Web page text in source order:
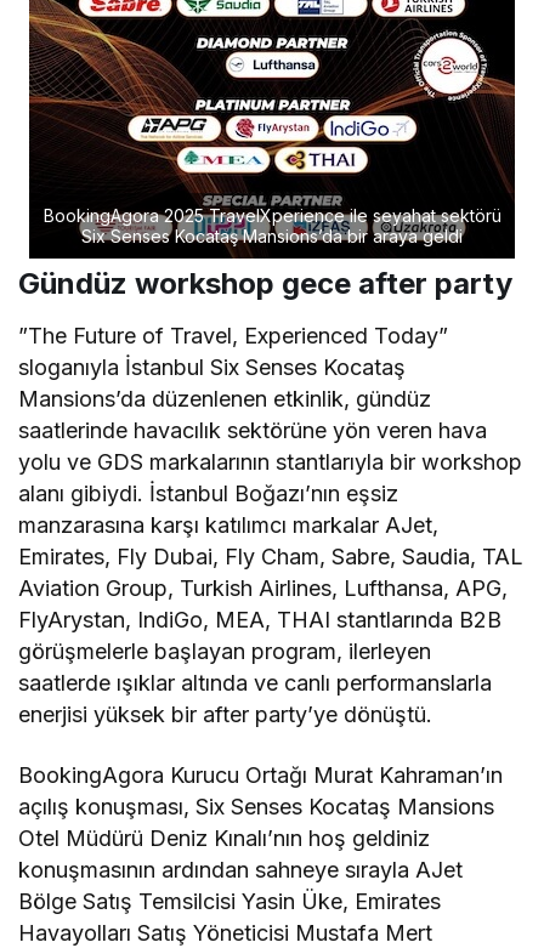
BookingAgora 2025 TravelXperience ile seyahat sektörü
Six Senses Kocataş Mansions’da bir araya geldi
Gündüz workshop gece after party
”The Future of Travel, Experienced Today”
sloganıyla İstanbul Six Senses Kocataş
Mansions’da düzenlenen etkinlik, gündüz
saatlerinde havacılık sektörüne yön veren hava
yolu ve GDS markalarının stantlarıyla bir workshop
alanı gibiydi. İstanbul Boğazı’nın eşsiz
manzarasına karşı katılımcı markalar AJet,
Emirates, Fly Dubai, Fly Cham, Sabre, Saudia, TAL
Aviation Group, Turkish Airlines, Lufthansa, APG,
FlyArystan, IndiGo, MEA, THAI stantlarında B2B
görüşmelerle başlayan program, ilerleyen
saatlerde ışıklar altında ve canlı performanslarla
enerjisi yüksek bir after party’ye dönüştü.
BookingAgora Kurucu Ortağı Murat Kahraman’ın
açılış konuşması, Six Senses Kocataş Mansions
Otel Müdürü Deniz Kınalı’nın hoş geldiniz
konuşmasının ardından sahneye sırayla AJet
Bölge Satış Temsilcisi Yasin Üke, Emirates
Havayolları Satış Yöneticisi Mustafa Mert